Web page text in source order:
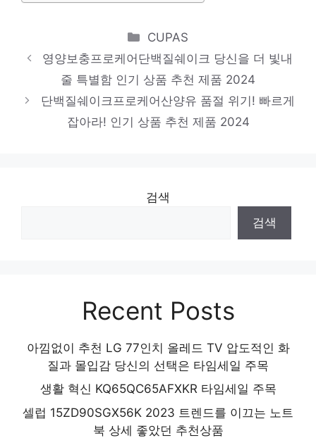
제품 2024
프롬잇
마음이 움직이는 디자인 아이템 인기 상품 추
천 제품 2024
Categories
CUPAS
영양보충프로케어단백질쉐이크 당신을 더 빛내
줄 특별함 인기 상품 추천 제품 2024
단백질쉐이크프로케어산양유 품절 위기! 빠르게
잡아라! 인기 상품 추천 제품 2024
검색
검색
Recent Posts
아낌없이 추천 LG 77인치 올레드 TV 압도적인 화
질과 몰입감 당신의 선택은 타임세일 주목
생활 혁신 KQ65QC65AFXKR 타임세일 주목
셀럽 15ZD90SGX56K 2023 트렌드를 이끄는 노트
북 상세 좋았던 추천상품